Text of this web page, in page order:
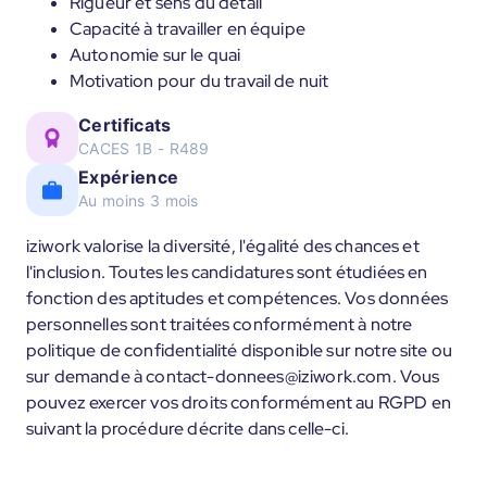
Capacité à travailler en équipe
Autonomie sur le quai
Motivation pour du travail de nuit
Certificats
CACES 1B - R489
Expérience
Au moins 3 mois
iziwork valorise la diversité, l'égalité des chances et
l'inclusion. Toutes les candidatures sont étudiées en
fonction des aptitudes et compétences. Vos données
personnelles sont traitées conformément à notre
politique de confidentialité disponible sur notre site ou
sur demande à contact-donnees@iziwork.com. Vous
pouvez exercer vos droits conformément au RGPD en
suivant la procédure décrite dans celle-ci.